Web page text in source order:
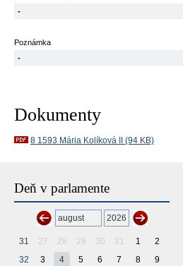
-
Poznámka
-
Dokumenty
8 1593 Mária Kolíková II (94 KB)
Deň v parlamente
31 27 28 29 30 31 1
2
32
3 4 5 6 7 8
9